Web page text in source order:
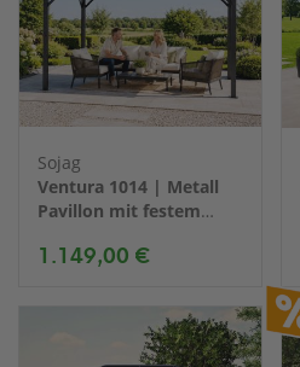
Sojag
Ventura 1014 | Metall
Pavillon mit festem
1.149,00 €